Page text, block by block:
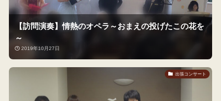
【訪問演奏】情熱のオペラ～おまえの投げたこの花を
～
2019年10月27日
出張コンサート